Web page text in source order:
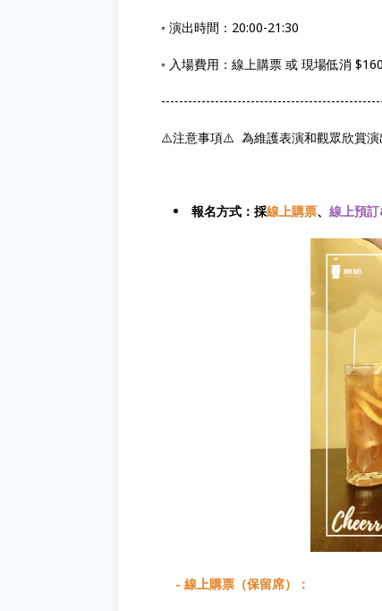
◦ 演出時間：20:00-21:30
◦ 入場費用：線上購票 或 現場低消
⚠️注意事項⚠️ 為維護表演和觀眾欣賞演
報名方式：採線上購票、 線上預
- 線上購票（保留席）：